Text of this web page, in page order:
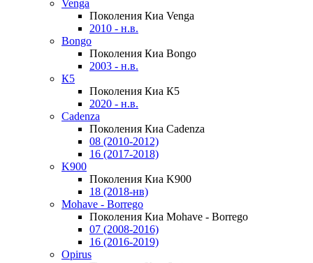
Venga
Поколения Киа Venga
2010 - н.в.
Bongo
Поколения Киа Bongo
2003 - н.в.
К5
Поколения Киа К5
2020 - н.в.
Cadenza
Поколения Киа Cadenza
08 (2010-2012)
16 (2017-2018)
K900
Поколения Киа K900
18 (2018-нв)
Mohave - Borrego
Поколения Киа Mohave - Borrego
07 (2008-2016)
16 (2016-2019)
Opirus